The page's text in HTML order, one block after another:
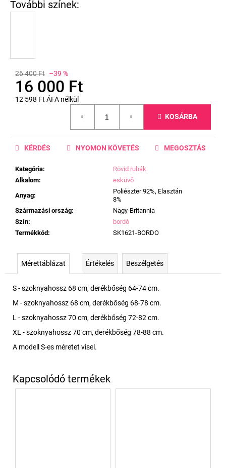
26 400 Ft –39 %
16 000 Ft
12 598 Ft ÁFA nélkül
KOSÁRBA
Kategória:
Rövid ruhák
Alkalom:
esküvő
Anyag:
Poliészter 92%, Elasztán
8%
Származási ország:
Nagy-Britannia
Szín:
bordó
Termékkód: SK1621-BORDO
KÉRDÉS NYOMON KÖVETÉS MEGOSZTÁS
Mérettáblázat Értékelés Beszélgetés
S - szoknyahossz 68 cm, derékbőség 64-74 cm.
M - szoknyahossz 68 cm, derékbőség 68-78 cm.
L - szoknyahossz 70 cm, derékbőség 72-82 cm.
XL - szoknyahossz 70 cm, derékbőség 78-88 cm.
A modell S-es méretet visel.